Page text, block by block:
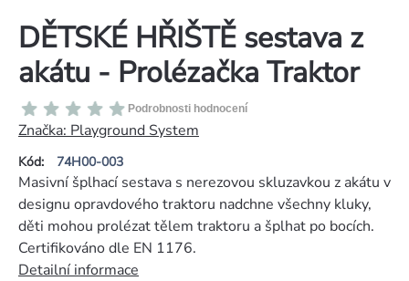
DĚTSKÉ HŘIŠTĚ sestava z
akátu - Prolézačka Traktor
Kód: 74H00-003
Průměrné
hodnocení
produktu
je
0,0
5
hvězdiček.
Podrobnosti hodnocení
Značka: Playground System
Masivní šplhací sestava s nerezovou skluzavkou z akátu v
designu opravdového traktoru nadchne všechny kluky,
děti mohou prolézat tělem traktoru a šplhat po bocích.
Certifikováno dle EN 1176.
Detailní informace